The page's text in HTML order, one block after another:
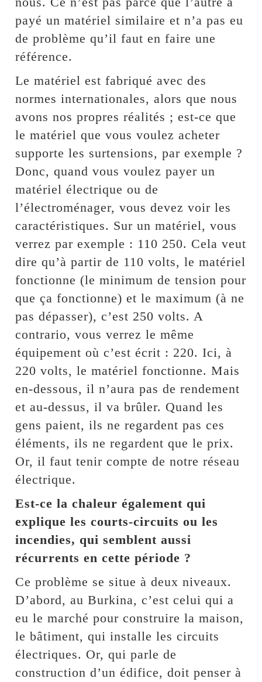
payé un matériel similaire et n’a pas eu
de problème qu’il faut en faire une
référence.
Le matériel est fabriqué avec des
normes internationales, alors que nous
avons nos propres réalités ; est-ce que
le matériel que vous voulez acheter
supporte les surtensions, par exemple ?
Donc, quand vous voulez payer un
matériel électrique ou de
l’électroménager, vous devez voir les
caractéristiques. Sur un matériel, vous
verrez par exemple : 110 250. Cela veut
dire qu’à partir de 110 volts, le matériel
fonctionne (le minimum de tension pour
que ça fonctionne) et le maximum (à ne
pas dépasser), c’est 250 volts. A
contrario, vous verrez le même
équipement où c’est écrit : 220. Ici, à
220 volts, le matériel fonctionne. Mais
en-dessous, il n’aura pas de rendement
et au-dessus, il va brûler. Quand les
gens paient, ils ne regardent pas ces
éléments, ils ne regardent que le prix.
Or, il faut tenir compte de notre réseau
électrique.
Est-ce la chaleur également qui
explique les courts-circuits ou les
incendies, qui semblent aussi
récurrents en cette période ?
Ce problème se situe à deux niveaux.
D’abord, au Burkina, c’est celui qui a
eu le marché pour construire la maison,
le bâtiment, qui installe les circuits
électriques. Or, qui parle de
construction d’un édifice, doit penser à